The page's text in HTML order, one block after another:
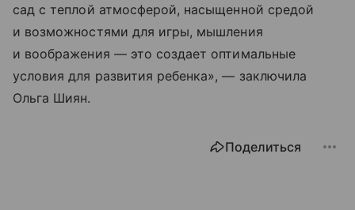
сад с теплой атмосферой, насыщенной средой
и возможностями для игры, мышления
и воображения — это создает оптимальные
условия для развития ребенка», — заключила
Ольга Шиян.
Поделиться